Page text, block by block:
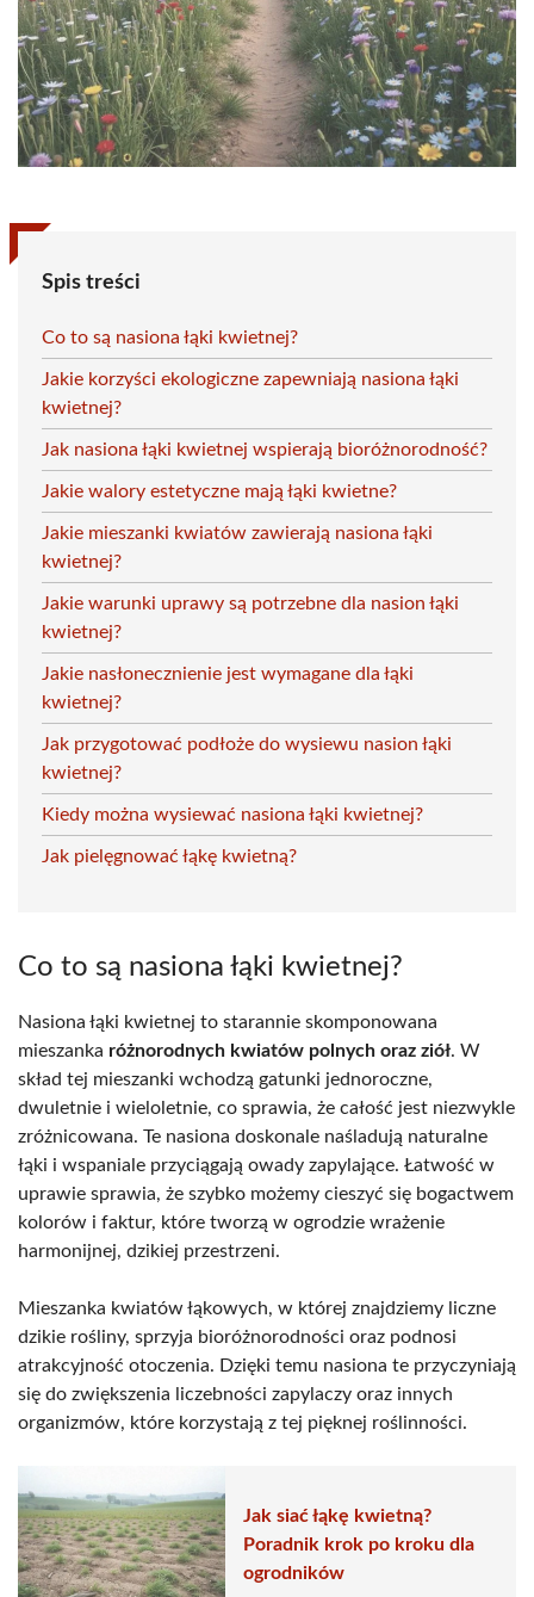
Spis treści
Co to są nasiona łąki kwietnej?
Jakie korzyści ekologiczne zapewniają nasiona łąki
kwietnej?
Jak nasiona łąki kwietnej wspierają bioróżnorodność?
Jakie walory estetyczne mają łąki kwietne?
Jakie mieszanki kwiatów zawierają nasiona łąki
kwietnej?
Jakie warunki uprawy są potrzebne dla nasion łąki
kwietnej?
Jakie nasłonecznienie jest wymagane dla łąki
kwietnej?
Jak przygotować podłoże do wysiewu nasion łąki
kwietnej?
Kiedy można wysiewać nasiona łąki kwietnej?
Jak pielęgnować łąkę kwietną?
Co to są nasiona łąki kwietnej?
Nasiona łąki kwietnej to starannie skomponowana
mieszanka różnorodnych kwiatów polnych oraz ziół. W
skład tej mieszanki wchodzą gatunki jednoroczne,
dwuletnie i wieloletnie, co sprawia, że całość jest niezwykle
zróżnicowana. Te nasiona doskonale naśladują naturalne
łąki i wspaniale przyciągają owady zapylające. Łatwość w
uprawie sprawia, że szybko możemy cieszyć się bogactwem
kolorów i faktur, które tworzą w ogrodzie wrażenie
harmonijnej, dzikiej przestrzeni.
Mieszanka kwiatów łąkowych, w której znajdziemy liczne
dzikie rośliny, sprzyja bioróżnorodności oraz podnosi
atrakcyjność otoczenia. Dzięki temu nasiona te przyczyniają
się do zwiększenia liczebności zapylaczy oraz innych
organizmów, które korzystają z tej pięknej roślinności.
Jak siać łąkę kwietną?
Poradnik krok po kroku dla
ogrodników